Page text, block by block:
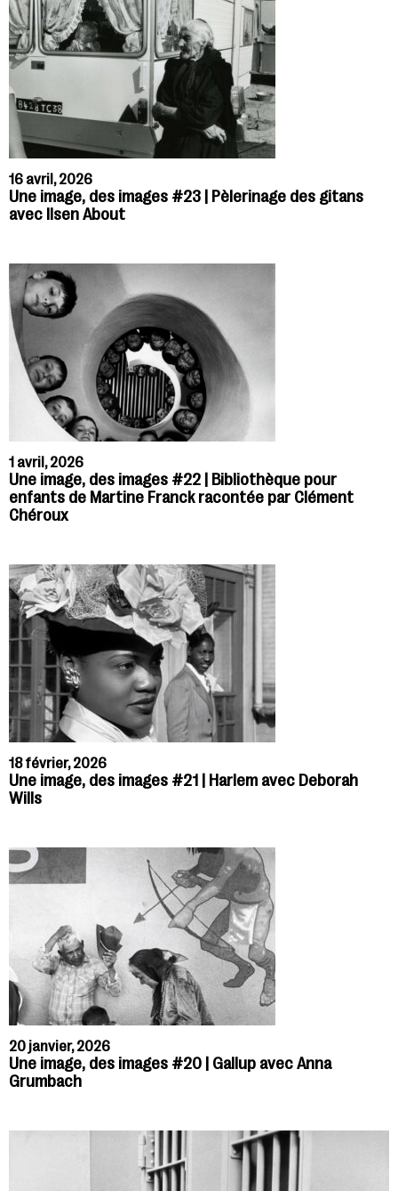
16 avril, 2026
Une image, des images #23 | Pèlerinage des gitans
avec Ilsen About
1 avril, 2026
Une image, des images #22 | Bibliothèque pour
enfants de Martine Franck racontée par Clément
Chéroux
18 février, 2026
Une image, des images #21 | Harlem avec Deborah
Wills
20 janvier, 2026
Une image, des images #20 | Gallup avec Anna
Grumbach